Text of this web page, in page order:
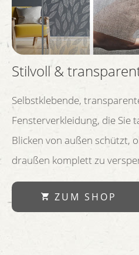
Stilvoll &
Selbstklebende,
Fensterverkleidung, die Sie
Blicken von außen schützt,
draußen komplett zu
ZUM SHOP